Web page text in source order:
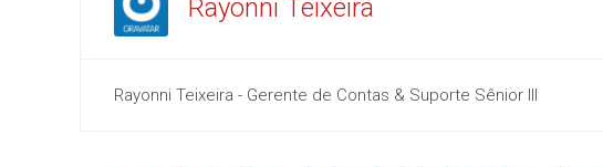
Rayonni Teixeira
Rayonni Teixeira - Gerente de Contas & Suporte Sênior III